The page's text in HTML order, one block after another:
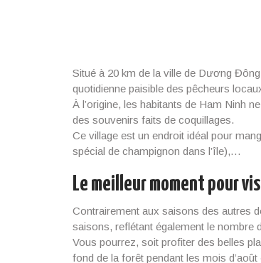
Situé à 20 km de la ville de Dương
quotidienne paisible des pêcheurs
À l’origine, les habitants de Ham Ninh
des souvenirs faits de coquillages.
Ce village est un endroit idéal pour
spécial de champignon dans l’île),…
Le meilleur moment pour
Contrairement aux saisons des autres
saisons, reflétant également le nombre
Vous pourrez, soit profiter des belles
fond de la forêt pendant les mois d’août